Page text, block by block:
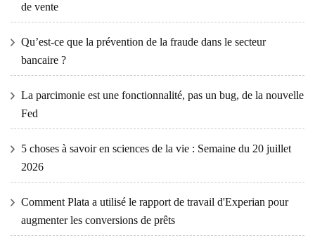
de vente
Qu’est-ce que la prévention de la fraude dans le secteur
bancaire ?
La parcimonie est une fonctionnalité, pas un bug, de la nouvelle
Fed
5 choses à savoir en sciences de la vie : Semaine du 20 juillet
2026
Comment Plata a utilisé le rapport de travail d'Experian pour
augmenter les conversions de prêts